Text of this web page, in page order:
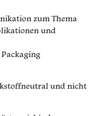
zum Thema
und
und nicht